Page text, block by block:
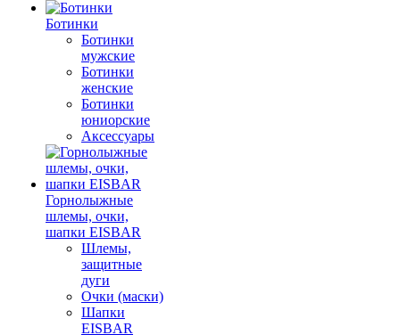
Ботинки
Ботинки
мужские
Ботинки
женские
Ботинки
юниорские
Аксессуары
Горнолыжные
шлемы, очки,
шапки EISBAR
Шлемы,
защитные
дуги
Очки (маски)
Шапки
EISBAR